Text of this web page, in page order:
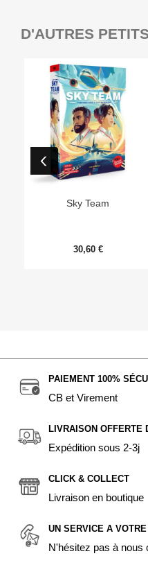
D'AUTRES
Sky Team
30,60 €
PAIEMENT 100%
CB et Virement
LIVRAISON OFFERTE
Expédition sous 2-3j
CLICK & COLLECT
Livraison en boutique
UN SERVICE A
N'hésitez pas à nous